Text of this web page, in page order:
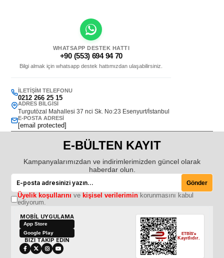
WHATSAPP DESTEK HATTI
+90 (553) 694 94 70
Bilgi almak için whatsapp destek hattımızdan ulaşabilirsiniz.
İLETIŞIM TELEFONU
0212 266 25 15
ADRES BILGISI
Turgutözal Mahallesi 37 nci Sk. No:23 Esenyurt/İstanbul
E-POSTA ADRESI
[email protected]
E-BÜLTEN KAYIT
Kampanyalarımızdan ve indirimlerimizden güncel olarak
haberdar olun.
Gönder
Üyelik koşullarını ve kişisel verileriminkorunmasını kabul
ediyorum.
MOBİL UYGULAMA
App Store
Google Play
BİZİ TAKİP EDİN
ETBİS'e
Kayıtlıdır.